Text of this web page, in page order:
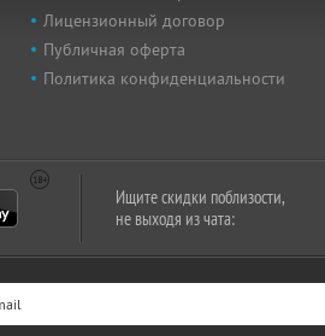
Лицензионный договор
Публичная оферта
Политика конфиденциальности
Ищите скидки поблизости,
не выходя из чата: